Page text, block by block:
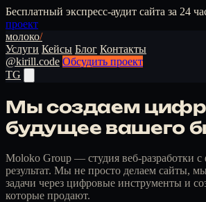
Бесплатный экспресс-аудит сайта за 24
проект
молоко/
Услуги Кейсы Блог Контакты
@kirill.code Обсудить проект
TG
Мы создаем
будущее вашего
Moloko Group — студия веб-разработки с
результат. Мы не просто делаем сайты,
задачи через цифровые инструменты и
которые продают.